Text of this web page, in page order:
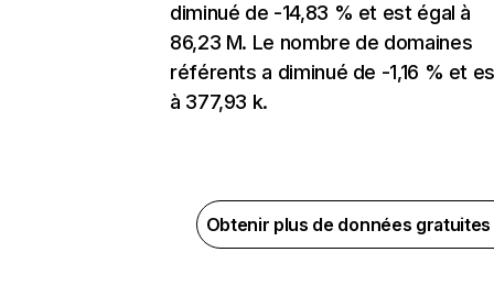
diminué de -14,83 % et est égal à
86,23 M. Le nombre de domaines
référents a diminué de -1,16 % et
à 377,93 k.
Obtenir plus de données